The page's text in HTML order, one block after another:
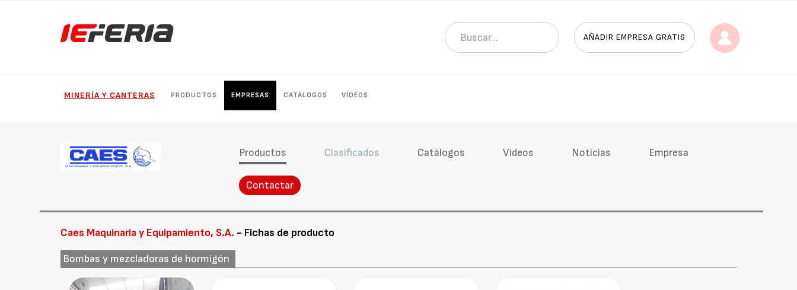
AÑADIR EMPRESA GRATIS
MINERÍA Y CANTERAS PRODUCTOS EMPRESAS CATÁLOGOS VÍDEOS
Productos Clasificados Catálogos Vídeos Noticias Empresa
Contactar
Caes Maquinaria y Equipamiento, S.A. - Fichas de producto
Bombas y mezcladoras de hormigón